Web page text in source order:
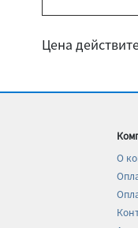
Цена
О